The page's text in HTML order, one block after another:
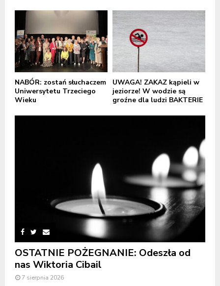
NABÓR: zostań słuchaczem
Uniwersytetu Trzeciego
Wieku
UWAGA! ZAKAZ kąpieli w
jeziorze! W wodzie są
groźne dla ludzi BAKTERIE
OSTATNIE POŻEGNANIE: Odeszła od
nas Wiktoria Cibail
7 sierpnia 2026